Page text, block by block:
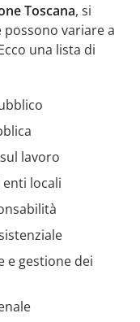
Toscana, si
variare a
una lista di
lavoro
locali
e gestione dei